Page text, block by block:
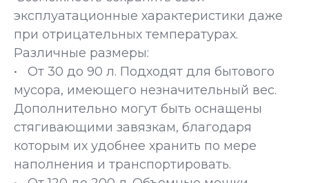
эксплуатационные характеристики даже
при отрицательных температурах.
Различные размеры:
• От 30 до 90 л. Подходят для бытового
мусора, имеющего незначительный вес.
Дополнительно могут быть оснащены
стягивающими завязкам, благодаря
которым их удобнее хранить по мере
наполнения и транспортировать.